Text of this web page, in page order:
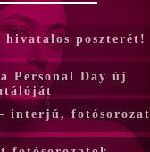
poszterét!
Personal Day új
interjú, fotósorozat